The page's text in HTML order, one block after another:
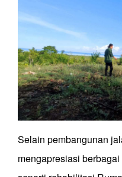
Selain pembangunan
mengapresiasi